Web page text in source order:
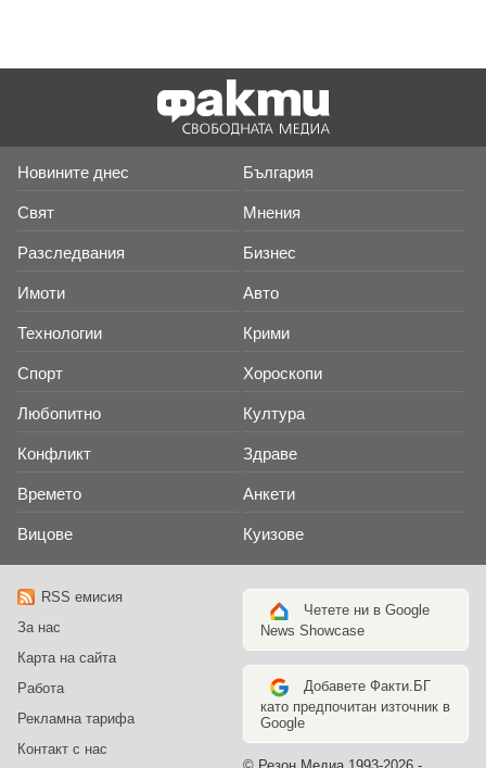
Новините днес България
Свят Мнения
Разследвания Бизнес
Имоти Авто
Технологии Крими
Спорт Хороскопи
Любопитно Култура
Конфликт Здраве
Времето Анкети
Вицове Куизове
RSS емисия
За нас
Карта на сайта
Работа
Рекламна тарифа
Контакт с нас
Четете ни в Google
News Showcase
Добавете Факти.БГ
като предпочитан източник в
Google